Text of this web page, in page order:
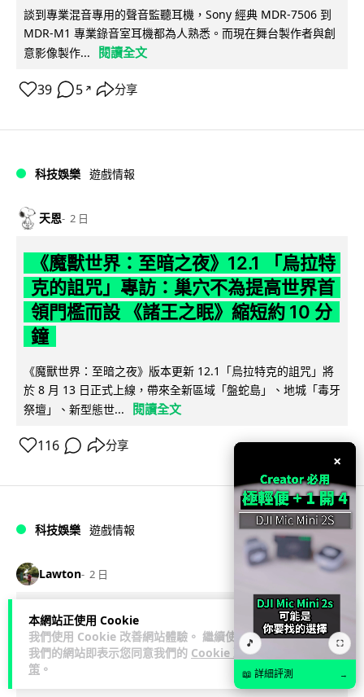
本網站正使用 Cookie
我們使用 Cookie 改善網站體驗。 繼續使用
我們的網站即表示您同意我們的 Cookie 政
策 。
談到專業混音專用的聲音監聽耳機，Sony 經典 MDR-7506 到
MDR-M1 專業錄音室耳機都為人熟悉。而現在舞台製作者與創
意影像製作...
閱讀全文
39 5 ↗ 分享
科技娛樂 遊戲情報
天恩 2 日
《魔獸世界：至暗之夜》12.1 「烏拉特
克的詛咒」專訪：巢穴不為提高世界首
領門檻而設 《諸王之眠》縮短約 10 分
鐘
《魔獸世界：至暗之夜》版本更新 12.1「烏拉特克的詛咒」將
於 8 月 13 日正式上線，帶來全新區域「盤蛇島」、地城「毒牙
祭壇」、新型態世...
閱讀全文
116 分享
科技娛樂 遊戲情報
Lawton 2 日
日本二手遊戲店減 90% 門市 業績反增
四成 "懷舊"在 Z 世代變成最潮「新鮮
感」
×
🎵 ⛶
📖 詳細評測 →